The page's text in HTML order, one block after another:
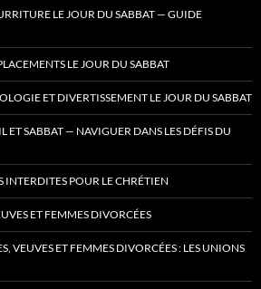
LE JOUR DU SABBAT — GUIDE
LE JOUR DU SABBAT
ET DIVERTISSEMENT LE JOUR DU SABBAT
ET SABBAT — NAVIGUER DANS LES DÉFIS DU
INTERDITES POUR LE CHRÉTIEN
ET FEMMES DIVORCÉES
VEUVES ET FEMMES DIVORCÉES : LES UNIONS